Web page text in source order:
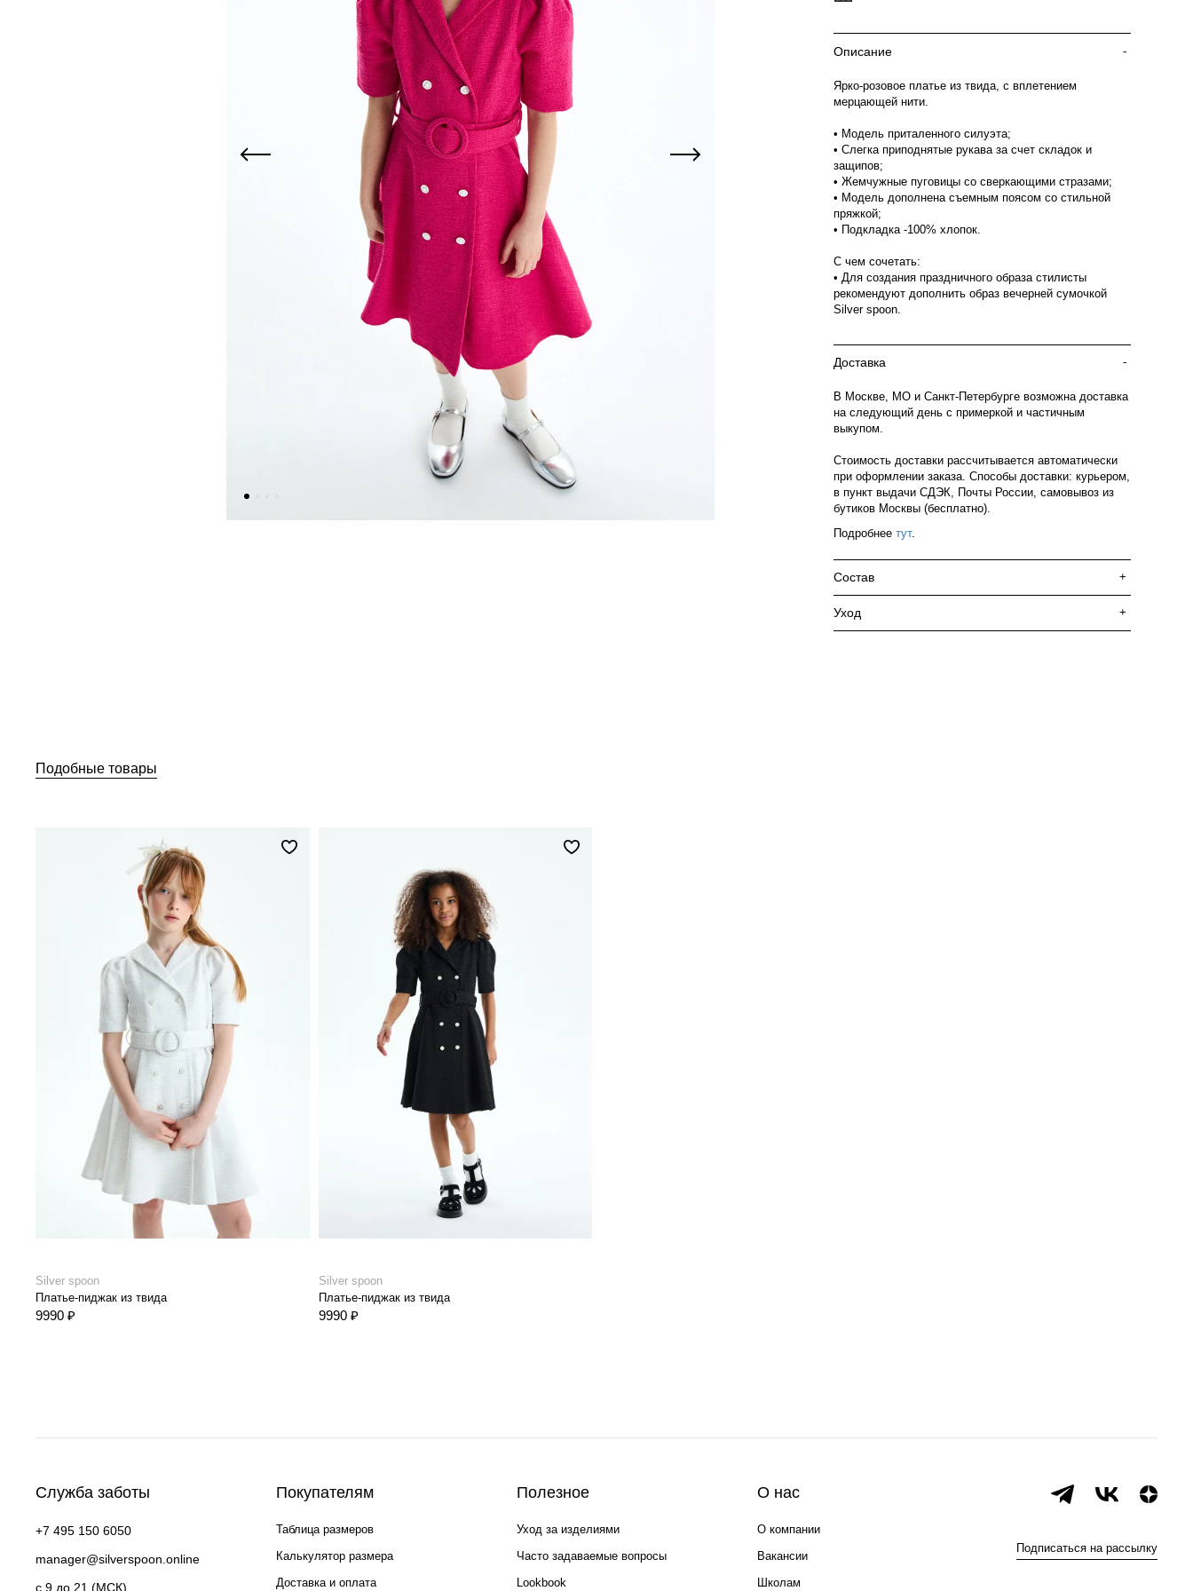
Описание -
Ярко-розовое платье из твида, с вплетением
мерцающей нити.
• Модель приталенного силуэта;
• Слегка приподнятые рукава за счет складок и
защипов;
• Жемчужные пуговицы со сверкающими стразами;
• Модель дополнена съемным поясом со стильной
пряжкой;
• Подкладка -100% хлопок.
С чем сочетать:
• Для создания праздничного образа стилисты
рекомендуют дополнить образ вечерней сумочкой
Silver spoon.
Доставка -
В Москве, МО и Санкт-Петербурге возможна доставка
на следующий день с примеркой и частичным
выкупом.
Стоимость доставки рассчитывается автоматически
при оформлении заказа. Способы доставки: курьером,
в пункт выдачи СДЭК, Почты России, самовывоз из
бутиков Москвы (бесплатно).
Подробнее тут.
Состав +
Уход +
Подобные товары
Silver spoon
Платье-пиджак из твида
9990 ₽
Silver spoon
Платье-пиджак из твида
9990 ₽
Служба заботы
+7 495 150 6050
manager@silverspoon.online
c 9 до 21 (МСК)
Покупателям
Таблица размеров
Калькулятор размера
Доставка и оплата
Полезное
Уход за изделиями
Часто задаваемые вопросы
Lookbook
О нас
О компании
Вакансии
Школам
Подписаться на рассылку